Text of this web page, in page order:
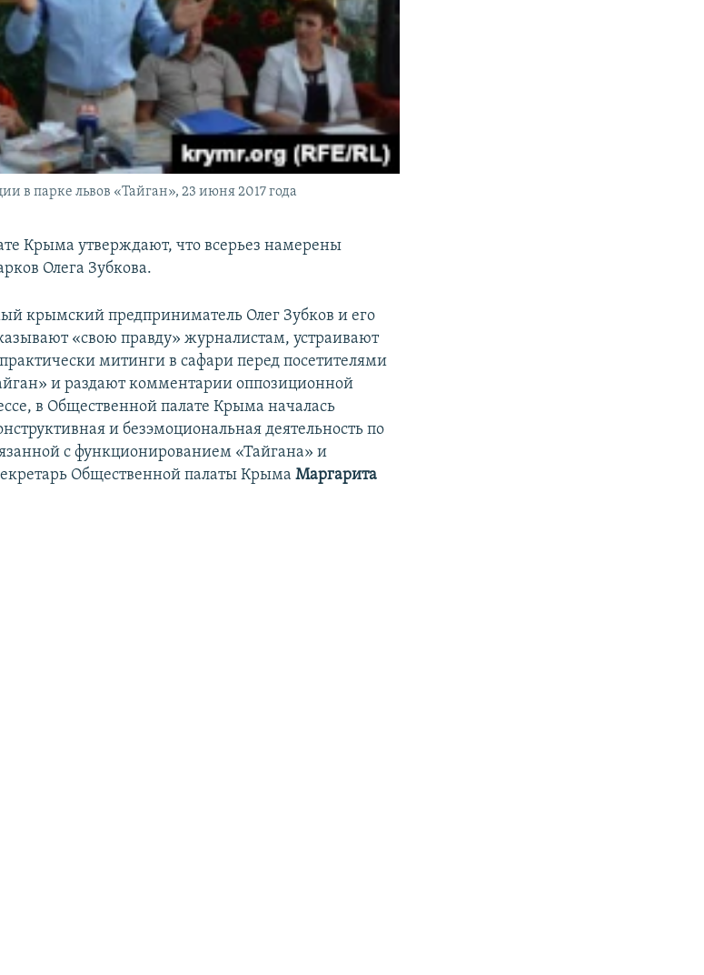
в парке львов «Тайган», 23 июня 2017 года
Крыма утверждают, что всерьез намерены
Олега Зубкова.
крымский предприниматель Олег Зубков и его
«свою правду» журналистам, устраивают
митинги в сафари перед посетителями
и раздают комментарии оппозиционной
в Общественной палате Крыма началась
и безэмоциональная деятельность по
с функционированием «Тайгана» и
Общественной палаты КрымаМаргарита